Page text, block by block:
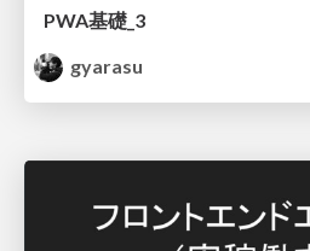
PWA基礎_3
gyarasu